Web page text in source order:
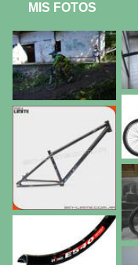
MIS FOTOS